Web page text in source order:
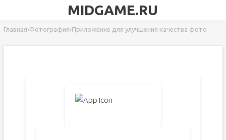
MIDGAME.RU
Главная›Фотография›Приложение для улучшения качества фото